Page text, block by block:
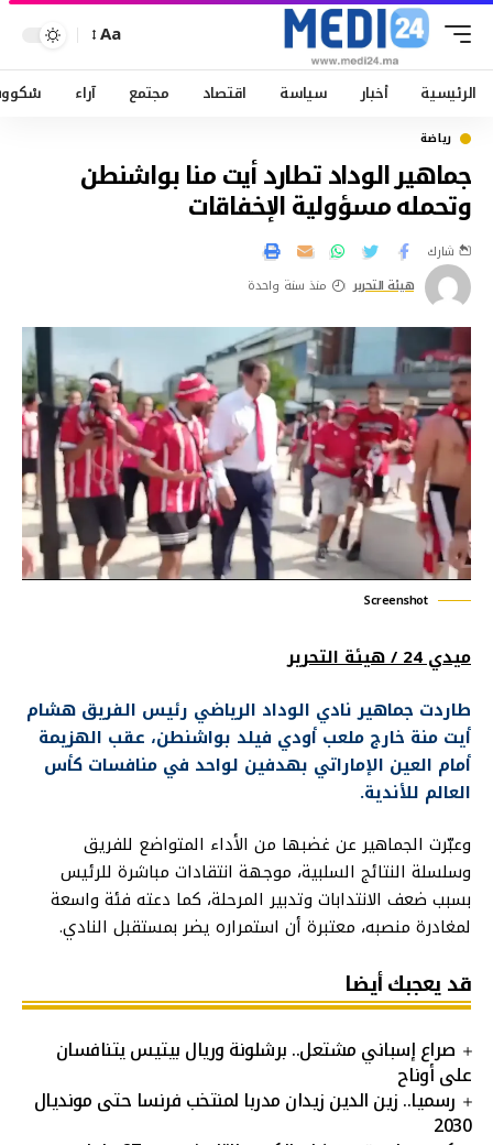
Aa
الرئيسية أخبار سياسة اقتصاد مجتمع آراء
رياضة
جماهير الوداد تطارد أيت منا بواشنطن
وتحمله مسؤولية الإخفاقات
هيئة التحرير منذ سنة واحدة
شارك
Screenshot
ميدي 24 / هيئة التحرير
طاردت جماهير نادي الوداد الرياضي رئيس الفريق هشام
أيت منة خارج ملعب أودي فيلد بواشنطن، عقب الهزيمة
أمام العين الإماراتي بهدفين لواحد في منافسات كأس
العالم للأندية.
وعبّرت الجماهير عن غضبها من الأداء المتواضع للفريق
وسلسلة النتائج السلبية، موجهة انتقادات مباشرة للرئيس
بسبب ضعف الانتدابات وتدبير المرحلة، كما دعته فئة واسعة
لمغادرة منصبه، معتبرة أن استمراره يضر بمستقبل النادي.
قد يعجبك أيضا
صراع إسباني مشتعل.. برشلونة وريال بيتيس يتنافسان
على أوناح
رسميا.. زين الدين زيدان مدربا لمنتخب فرنسا حتى مونديال
2030